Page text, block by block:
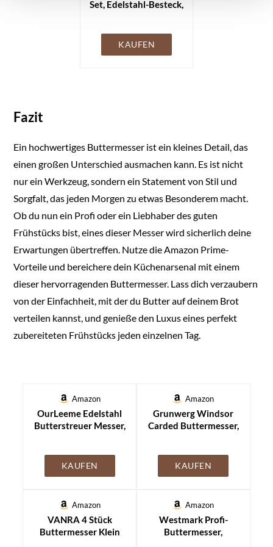
Set, Edelstahl-Besteck,
KAUFEN
Fazit
Ein hochwertiges Buttermesser ist ein kleines Detail, das
einen großen Unterschied ausmachen kann. Es ist nicht
nur ein Werkzeug, sondern ein Statement von Stil und
Sorgfalt, das jeden Morgen zu etwas Besonderem macht.
Ob du nun ein Profi oder ein Liebhaber des guten
Frühstücks bist, eines dieser Messer wird sicherlich deine
Erwartungen übertreffen. Nutze die Amazon Prime-
Vorteile und bereichere dein Küchenarsenal mit einem
dieser hervorragenden Buttermesser. Lass dich verzaubern
von der Einfachheit, mit der du Butter auf deinem Brot
verteilen kannst, und genieße den Luxus eines perfekt
zubereiteten Frühstücks jeden einzelnen Tag.
Amazon
OurLeeme Edelstahl
Butterstreuer Messer,
Schneidemaschine
Lockenwickler
Gezahntem Rand für
Garnieren
Butterlocken
Schneiden Silber
KAUFEN
Amazon
Grunwerg Windsor
Carded Buttermesser,
KAUFEN
Amazon
VANRA 4 Stück
Buttermesser Klein
Amazon
Westmark Profi-
Buttermesser,